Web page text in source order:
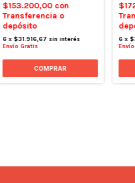
$153.200,00 con
Transferencia o
depósito
6 x$31.916,67 sin interés
Envío Gratis
COMPRAR
6 x